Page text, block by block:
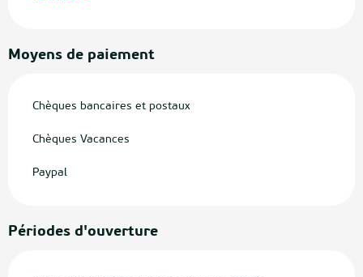
Moyens de paiement
Chèques bancaires et postaux
Chèques Vacances
Paypal
Périodes d'ouverture